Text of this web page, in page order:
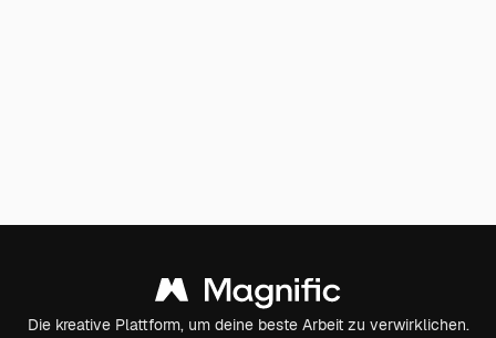
Die kreative Plattform, um deine beste Arbeit zu verwirklichen.